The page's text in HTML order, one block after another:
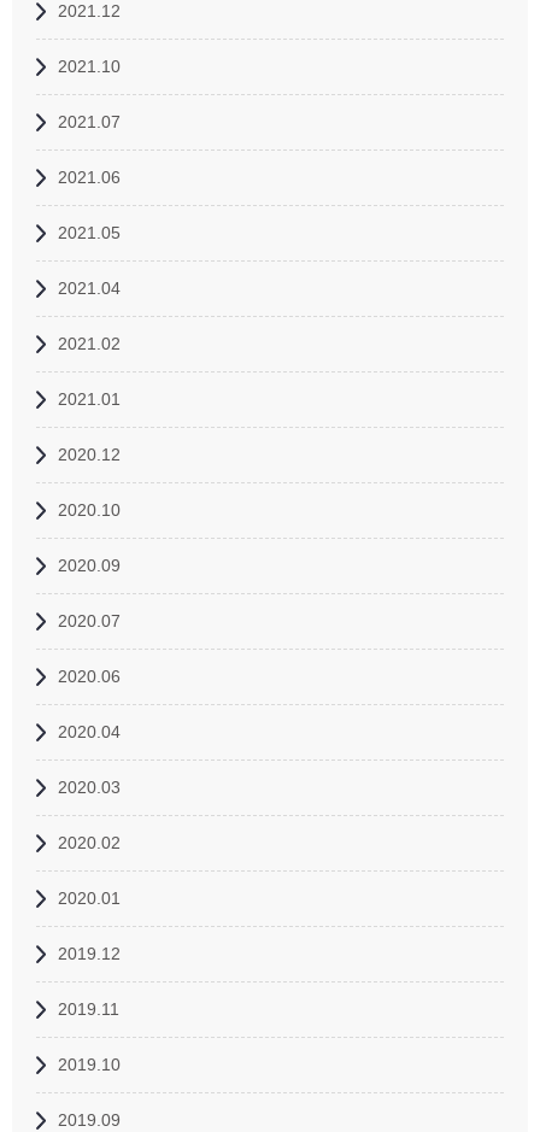
2021.12
2021.10
2021.07
2021.06
2021.05
2021.04
2021.02
2021.01
2020.12
2020.10
2020.09
2020.07
2020.06
2020.04
2020.03
2020.02
2020.01
2019.12
2019.11
2019.10
2019.09